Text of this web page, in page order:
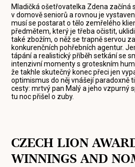
Mladičká ošetřovatelka Zdena začíná
v domově seniorů a rovnou je
musí se postarat o tělo zemřelého
předmětem, který je třeba očistit,
také zbožím, o něž se trapně servou
konkurenčních pohřebních agentur.
tápání a realistický příběh setkání se
intenzivní momenty s groteskním
že takhle skutečný konec přeci jen
optimismus do něj vnášejí paradoxně
cesty: mrtvý pan Malý a jeho vzpurný
tu noc přišel o zuby.
CZECH LION
WINNINGS AND